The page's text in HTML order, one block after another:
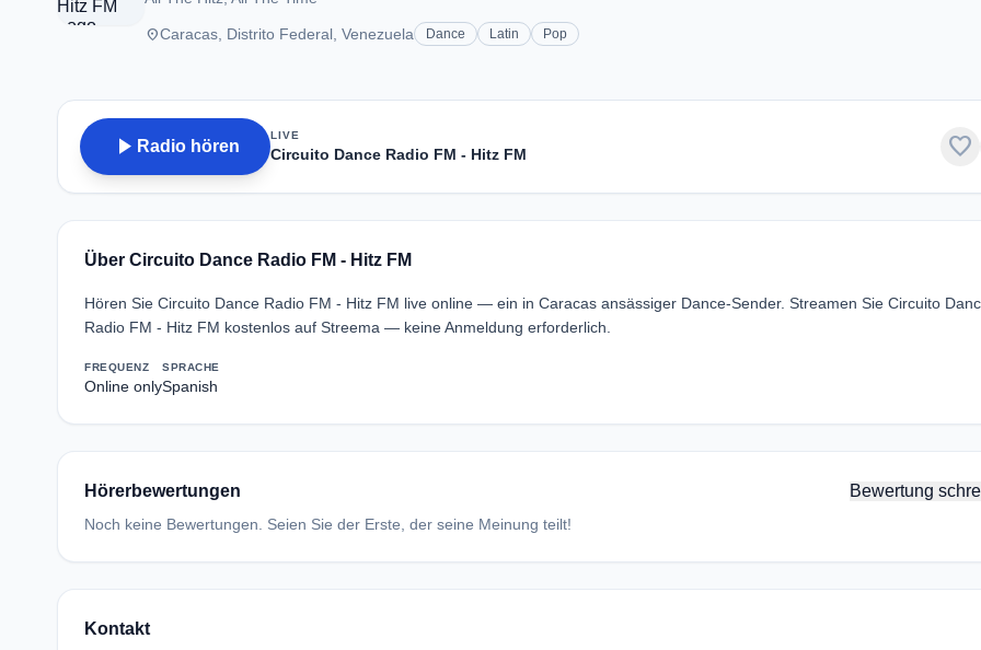
placeCaracas, Distrito Federal, Venezuela Dance Latin Pop
play_arrow Radio hören
LIVE
Circuito Dance Radio FM - Hitz FM favorite
Über Circuito Dance Radio FM - Hitz FM
Hören Sie Circuito Dance Radio FM - Hitz FM live online — ein in Caracas ansässiger Dance-Sender. Streamen Sie Circuito
Radio FM - Hitz FM kostenlos auf Streema — keine Anmeldung erforderlich.
FREQUENZ
Online only
SPRACHE
Spanish
Hörerbewertungen Bewertung
Noch keine Bewertungen. Seien Sie der Erste, der seine Meinung teilt!
Kontakt